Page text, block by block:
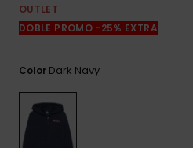
formulario de
contacto.
OUTLET
DOBLE PROMO -25% EXTRA
Color Dark Navy